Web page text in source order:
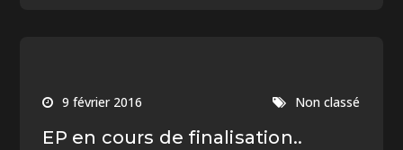
9 février 2016 Non classé
EP en cours de finalisation..